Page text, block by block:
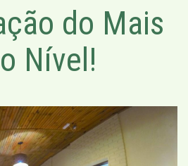
do Mais
Nível!